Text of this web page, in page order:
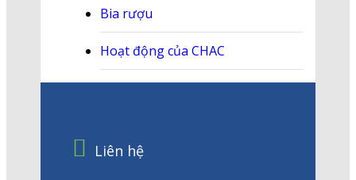
Bia rượu
Hoạt động của CHAC
Liên hệ